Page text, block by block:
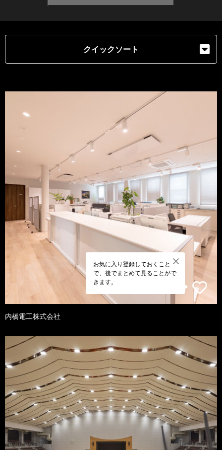
クイックソート
お気に入り登録しておくこと
で、後でまとめて見ることがで
きます。
内橋電工株式会社